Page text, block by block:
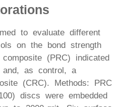
to evaluate different
on the bond strength
(PRC) indicated
and, as control, a
(CRC). Methods: PRC
discs were embedded